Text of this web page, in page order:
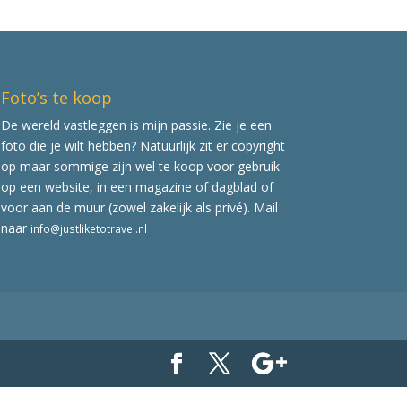
Foto’s te koop
De wereld vastleggen is mijn passie. Zie je een
foto die je wilt hebben? Natuurlijk zit er copyright
op maar sommige zijn wel te koop voor gebruik
op een website, in een magazine of dagblad of
voor aan de muur (zowel zakelijk als privé). Mail
naar info@justliketotravel.nl